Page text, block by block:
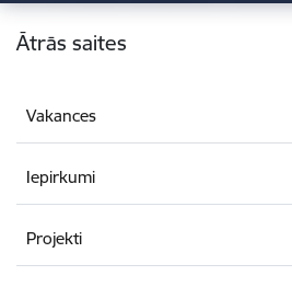
Kājene
Ātrās saites
Vakances
Iepirkumi
Projekti